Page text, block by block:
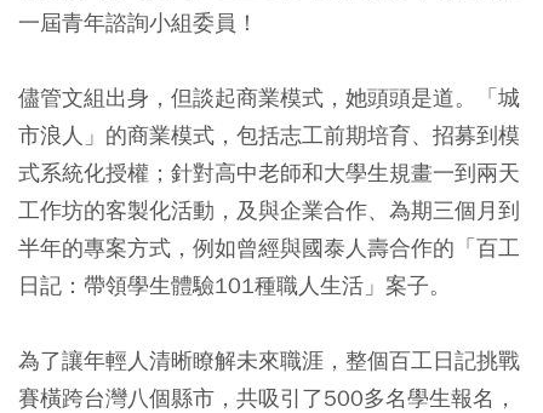
一屆青年諮詢小組委員！
儘管文組出身，但談起商業模式，她頭頭是道。「城
市浪人」的商業模式，包括志工前期培育、招募到模
式系統化授權；針對高中老師和大學生規畫一到兩天
工作坊的客製化活動，及與企業合作、為期三個月到
半年的專案方式，例如曾經與國泰人壽合作的「百工
日記：帶領學生體驗101種職人生活」案子。
為了讓年輕人清晰瞭解未來職涯，整個百工日記挑戰
賽橫跨台灣八個縣市，共吸引了500多名學生報名，